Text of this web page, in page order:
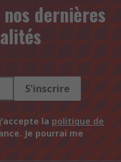
dernières
S'inscrire
la politique de
Je pourrai me